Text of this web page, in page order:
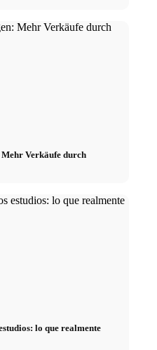
Verkäufe durch
lo que realmente